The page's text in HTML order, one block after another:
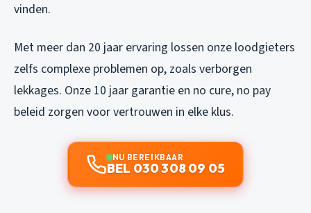
vinden.
Met meer dan 20 jaar ervaring lossen onze loodgieters
zelfs complexe problemen op, zoals verborgen
lekkages. Onze 10 jaar garantie en no cure, no pay
beleid zorgen voor vertrouwen in elke klus.
NU BEREIKBAAR
BEL 030 308 09 05